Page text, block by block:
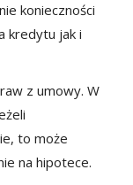
konieczności
kredytu jak i
z umowy. W
to może
na hipotece.